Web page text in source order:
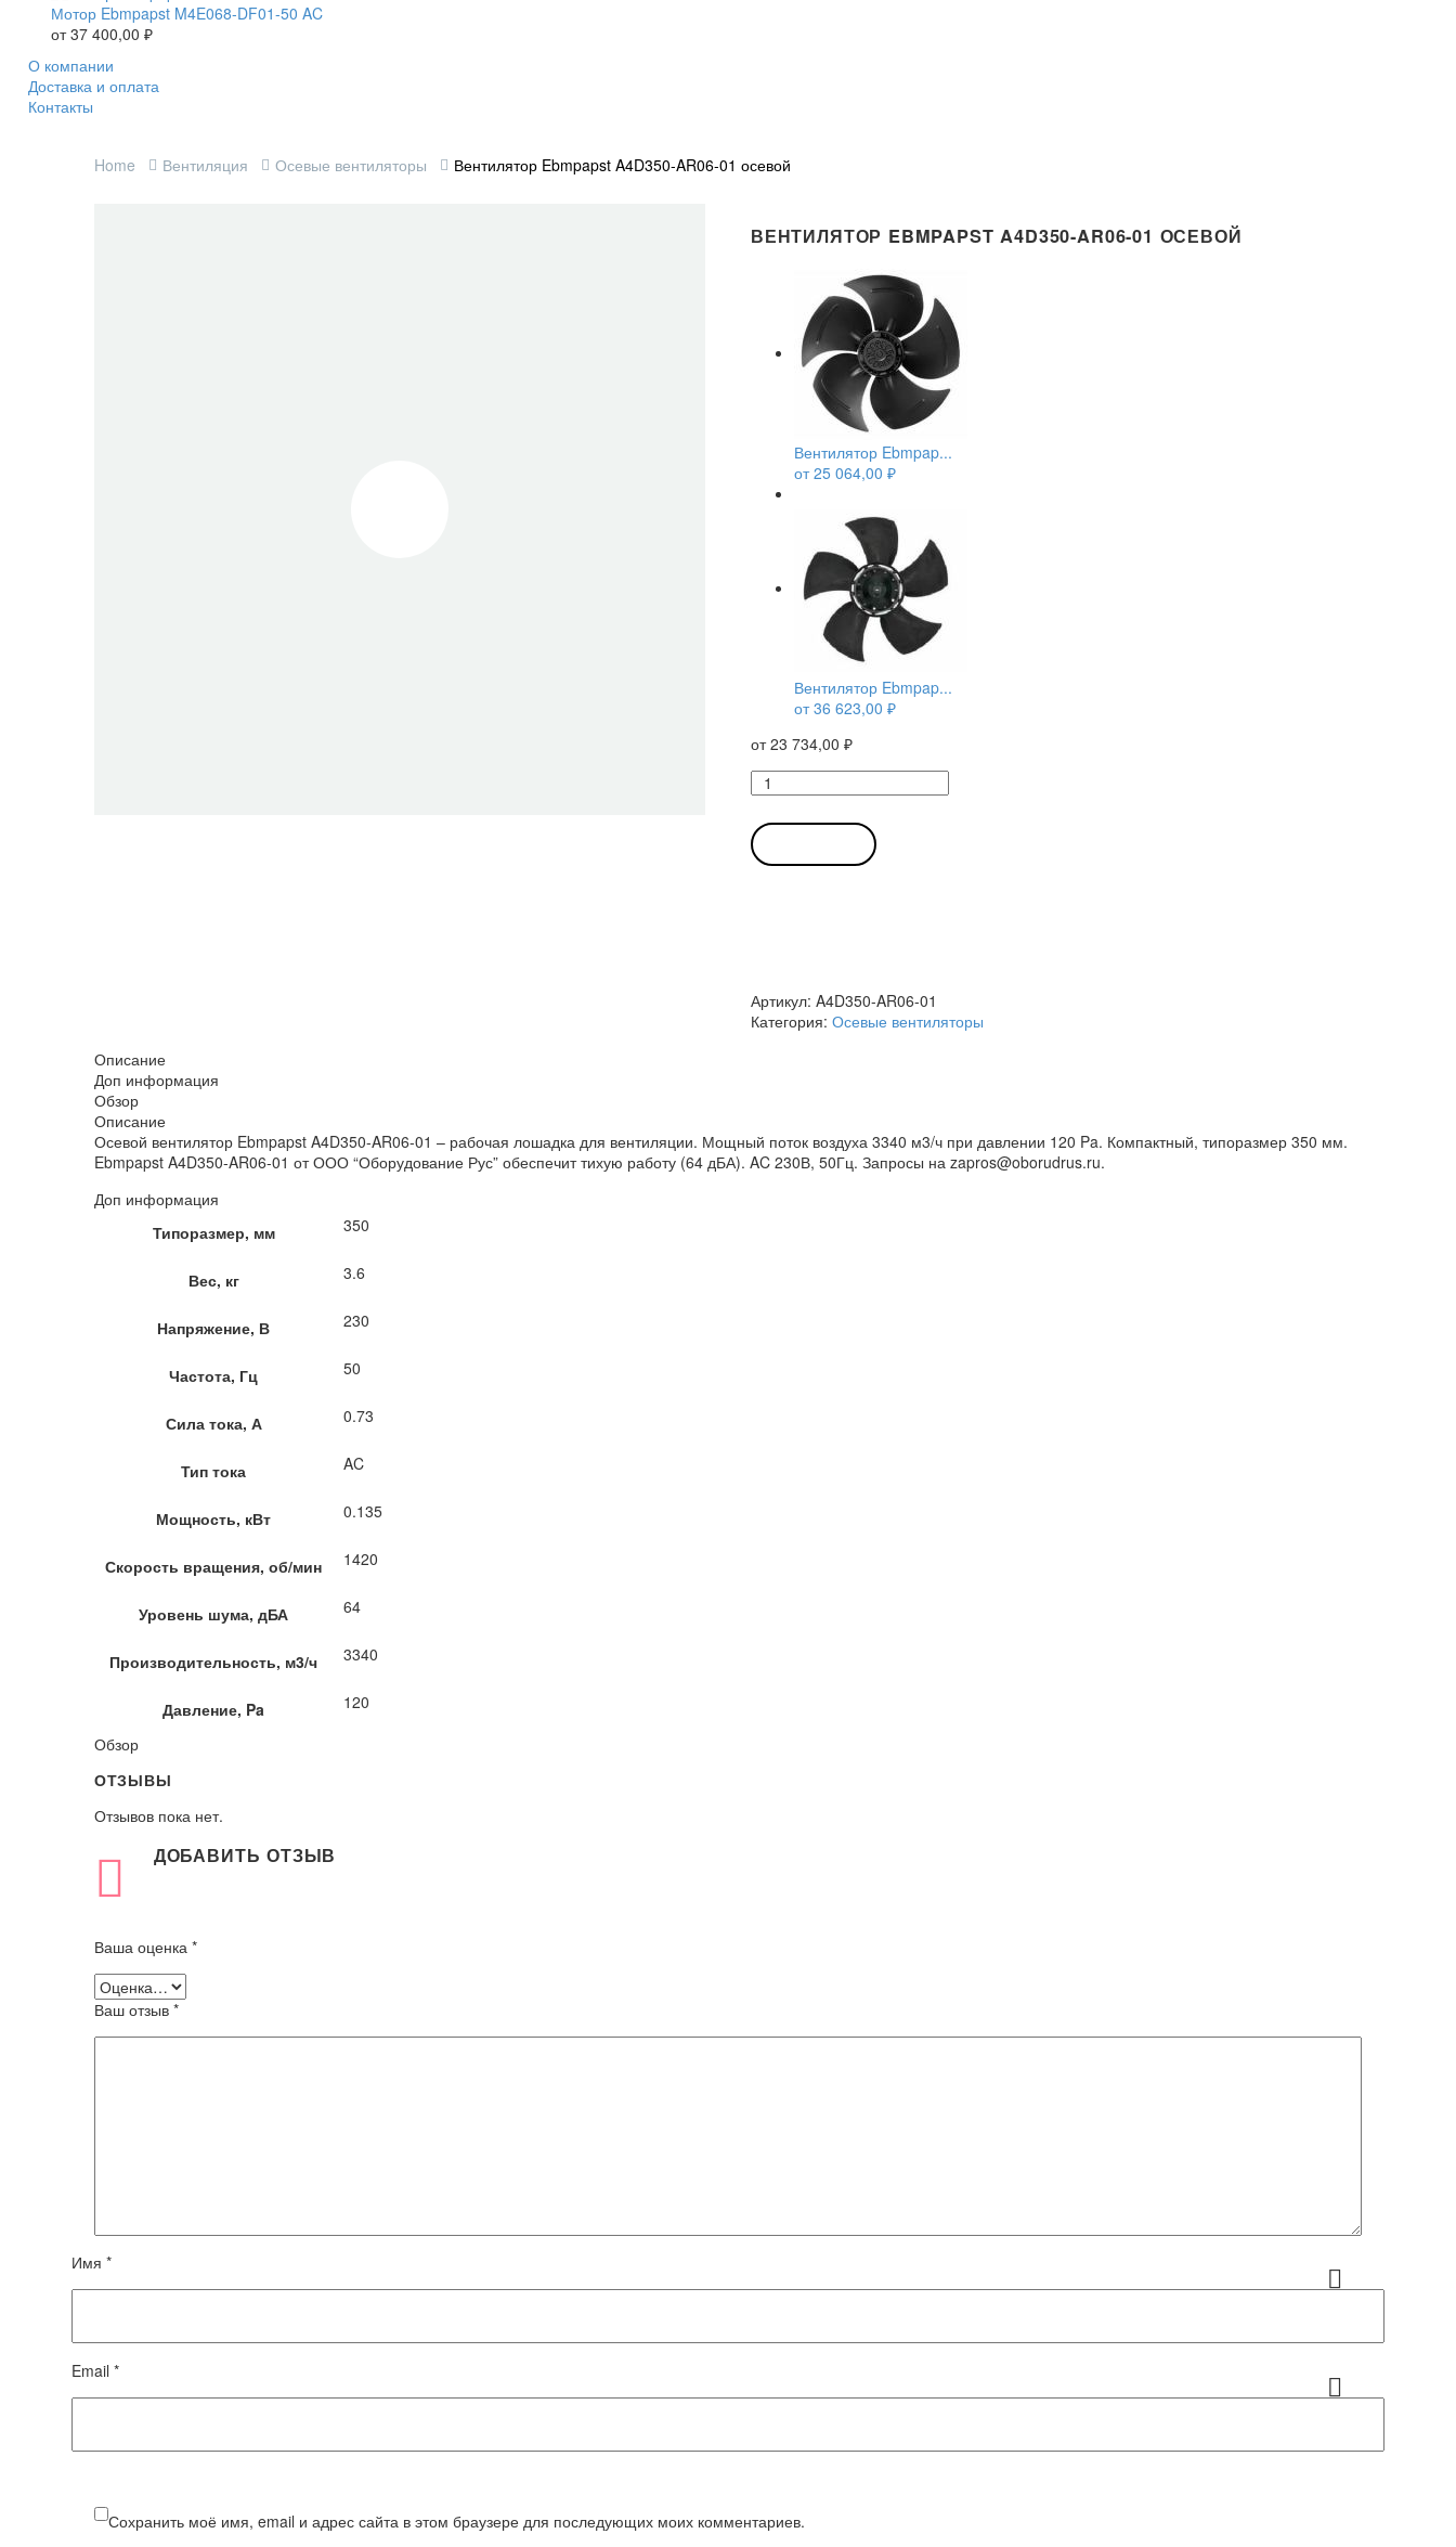
Мотор Ebmpapst M4E068-DF01-50 AC
от37 400,00 ₽
О компании
Доставка и оплата
Контакты
Home Вентиляция Осевые вентиляторы Вентилятор Ebmpapst A4D350-AR06-01 осевой
ВЕНТИЛЯТОР EBMPAPST A4D350-AR06-01 ОСЕВОЙ
Вентилятор Ebmpap...
от25 064,00 ₽
Вентилятор Ebmpap...
от36 623,00 ₽
от23 734,00 ₽
Количество
товара
Вентилятор
Ebmpapst
A4D350-
Артикул: A4D350-AR06-01
Категория: Осевые вентиляторы
Описание
Доп информация
Обзор
Описание
Осевой вентилятор Ebmpapst A4D350-AR06-01 – рабочая лошадка для вентиляции. Мощный поток воздуха 3340 м3/ч при давлении 120 Pa. Компактный, типоразмер 350 мм.
Ebmpapst A4D350-AR06-01 от ООО “Оборудование Рус” обеспечит тихую работу (64 дБА). AC 230В, 50Гц. Запросы на zapros@oborudrus.ru.
Доп информация
Типоразмер, мм
350
Вес, кг 3.6
Напряжение, В 230
Частота, Гц 50
Сила тока, А 0.73
Тип тока AC
Мощность, кВт 0.135
Скорость вращения, об/мин 1420
Уровень шума, дБА 64
Производительность, м3/ч 3340
Давление, Pa
120
Обзор
ОТЗЫВЫ
Отзывов пока нет.
ДОБАВИТЬ ОТЗЫВ
Ваша оценка *
Ваш отзыв *
Имя *
Email *
Сохранить моё имя, email и адрес сайта в этом браузере для последующих моих комментариев.